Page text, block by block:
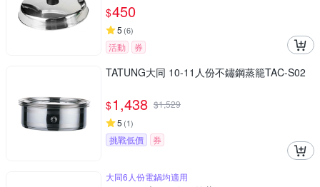
$450
5 (6)
活動 券
TATUNG大同 10-11人份不鏽鋼蒸籠TAC-S02
$1,438 $1,529
5 (1)
挑戰低價 券
大同6人份電鍋均適用